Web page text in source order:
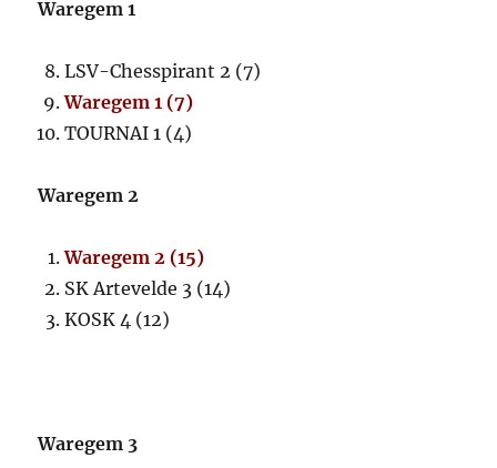
Waregem 1
LSV-Chesspirant 2 (7)
Waregem 1 (7)
TOURNAI 1 (4)
Waregem 2
Waregem 2 (15)
SK Artevelde 3 (14)
KOSK 4 (12)
Waregem 3